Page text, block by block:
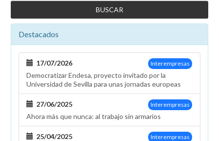
Destacados
Interempresas
17/07/2026
Democratizar Endesa, proyecto invitado por la
Universidad de Sevilla para unas jornadas europeas
Interempresas
27/06/2025
Ahora más que nunca: al trabajo sin armarios
Interempresas
25/04/2025